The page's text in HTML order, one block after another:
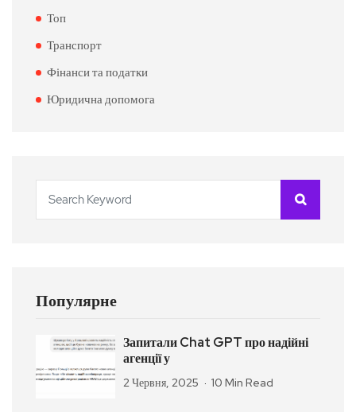
Топ
Транспорт
Фінанси та податки
Юридична допомога
Популярне
Запитали Chat GPT про надійні
агенції у
2 Червня, 2025 10 Min Read